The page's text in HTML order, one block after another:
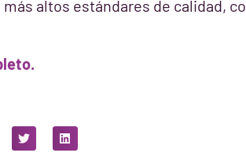
altos estándares de calidad,